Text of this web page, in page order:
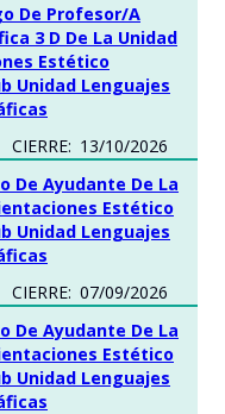
De Profesor/a
3 D De La Unidad
Estético
Unidad Lenguajes
CIERRE: 13/10/2026
De Ayudante De La
Estético
Unidad Lenguajes
CIERRE: 07/09/2026
De Ayudante De La
Estético
Unidad Lenguajes